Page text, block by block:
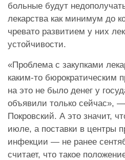
больные будут
лекарства как минимум до
чревато развитием у них
устойчивости.
«Проблема с закупками
каким-то бюрократическим
на это не было денег у
объявили только сейчас»,
Покровский. А это значит,
июле, а поставки в центры
инфекции — не ранее
считает, что такое